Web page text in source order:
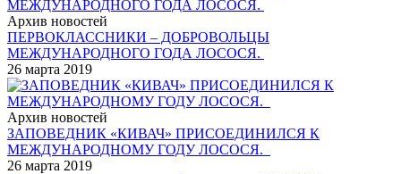
Архив новостей
ПЕРВОКЛАССНИКИ – ДОБРОВОЛЬЦЫ
МЕЖДУНАРОДНОГО ГОДА ЛОСОСЯ.
26 марта 2019
Архив новостей
ЗАПОВЕДНИК «КИВАЧ» ПРИСОЕДИНИЛСЯ К
МЕЖДУНАРОДНОМУ ГОДУ ЛОСОСЯ.
26 марта 2019